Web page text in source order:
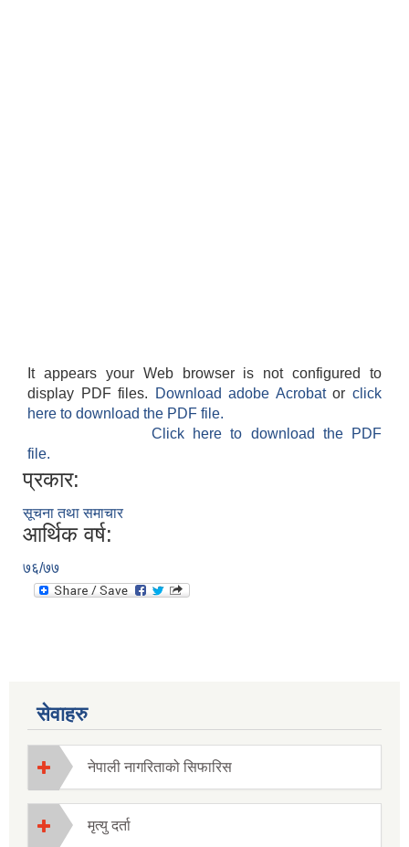
It appears your Web browser is not configured to
display PDF files.
Download adobe Acrobatorclick
here to download the PDF file.
Click here to download the PDF
file.
प्रकार:
सूचना तथा समाचार
आर्थिक वर्ष:
७६/७७
सेवाहरु
नेपाली नागरिताको सिफारिस
मृत्यु दर्ता